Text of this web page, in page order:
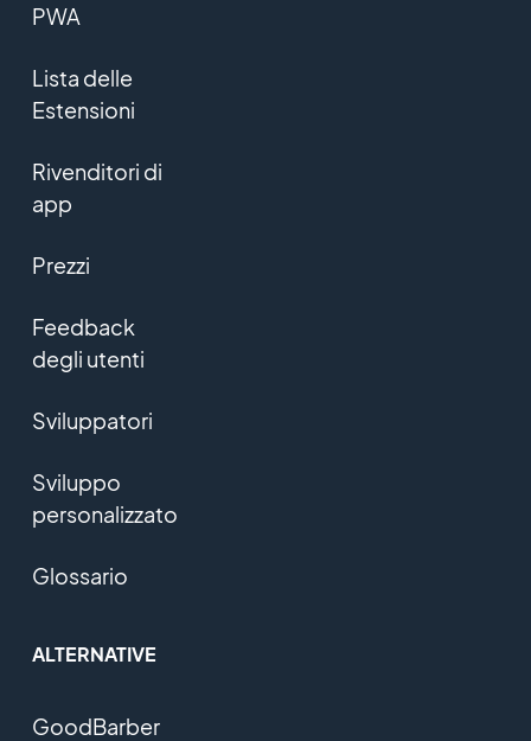
PWA
Lista delle
Estensioni
Rivenditori di
app
Prezzi
Feedback
degli utenti
Sviluppatori
Sviluppo
personalizzato
Glossario
ALTERNATIVE
GoodBarber